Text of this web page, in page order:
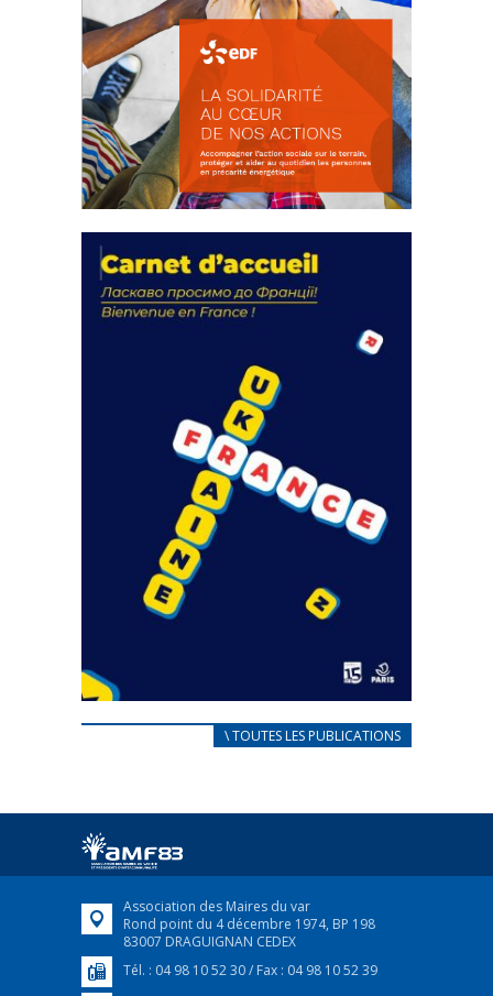
actions
18 septembre 2023
FEUILLETER
CARNET D’ACCUEIL
Afin d’accompagner au mieux les réfugiés
FEUILLETER
\ TOUTES LES PUBLICATIONS
Association des Maires du var
Rond point du 4 décembre 1974, BP 198
83007 DRAGUIGNAN CEDEX
Tél. : 04 98 10 52 30 / Fax : 04 98 10 52 39